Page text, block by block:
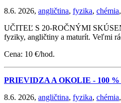
8.6. 2026, angličtina, fyzika, chémia,
UČITEĽ S 20-ROČNÝMI
fyziky, angličtiny a maturít. Veľmi
Cena: 10 €/hod.
PRIEVIDZA A OKOLIE - 100
8.6. 2026, angličtina, fyzika, chémia,